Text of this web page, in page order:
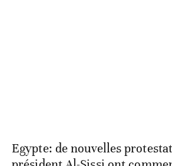
Egypte: de nouvelles